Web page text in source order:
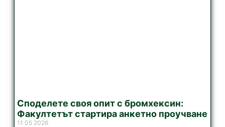
Споделете своя опит с бромхексин:
Факултетът стартира анкетно проучване
11 05 2026